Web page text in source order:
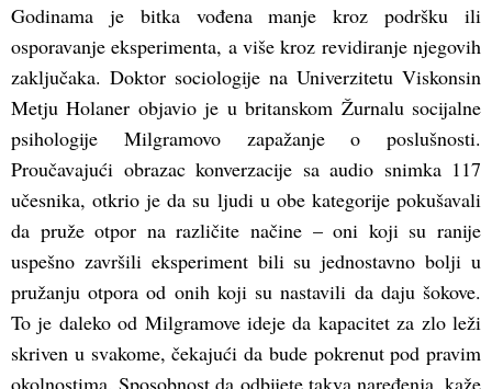
Godinama je bitka vođena manje kroz podršku ili
osporavanje eksperimenta, a više kroz revidiranje njegovih
zaključaka. Doktor sociologije na Univerzitetu Viskonsin
Metju Holaner objavio je u britanskom Žurnalu socijalne
psihologije Milgramovo zapažanje o poslušnosti.
Proučavajući obrazac konverzacije sa audio snimka 117
učesnika, otkrio je da su ljudi u obe kategorije pokušavali
da pruže otpor na različite načine – oni koji su ranije
uspešno završili eksperiment bili su jednostavno bolji u
pružanju otpora od onih koji su nastavili da daju šokove.
To je daleko od Milgramove ideje da kapacitet za zlo leži
skriven u svakome, čekajući da bude pokrenut pod pravim
okolnostima. Sposobnost da odbijete takva naređenja, kaže